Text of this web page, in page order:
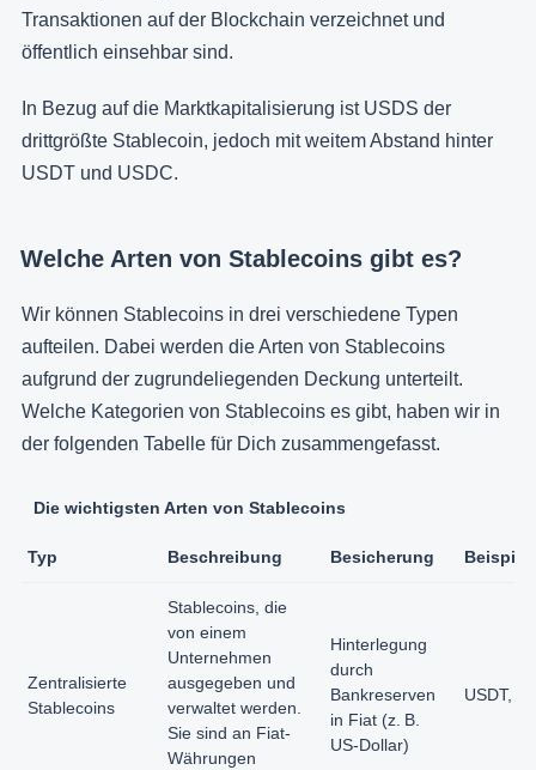
Transaktionen auf der Blockchain verzeichnet und
öffentlich einsehbar sind.
In Bezug auf die Marktkapitalisierung ist USDS der
drittgrößte Stablecoin, jedoch mit weitem Abstand hinter
USDT und USDC.
Welche Arten von Stablecoins gibt es?
Wir können Stablecoins in drei verschiedene Typen
aufteilen. Dabei werden die Arten von Stablecoins
aufgrund der zugrundeliegenden Deckung unterteilt.
Welche Kategorien von Stablecoins es gibt, haben wir in
der folgenden Tabelle für Dich zusammengefasst.
Die wichtigsten Arten von Stablecoins
Typ Beschreibung Besicherung Beispiel
Zentralisierte
Stablecoins
Stablecoins, die
von einem
Unternehmen
ausgegeben und
verwaltet werden.
Sie sind an Fiat-
Währungen
Hinterlegung
durch
Bankreserven
in Fiat (z. B.
US-Dollar)
USDT,